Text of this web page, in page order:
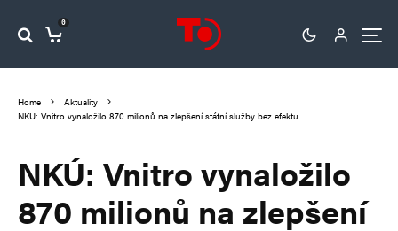
0
Home
Aktuality
NKÚ: Vnitro vynaložilo 870 milionů na zlepšení státní služby bez efektu
NKÚ: Vnitro vynaložilo
870 milionů na zlepšení